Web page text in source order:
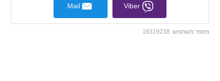
Viber
Mail
מספר משתמש: 16319238